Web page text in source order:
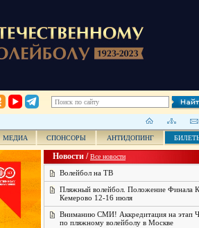
МЕДИА СПОНСОРЫ АНТИДОПИНГ
Новости /Все новости
Волейбол на ТВ
Пляжный волейбол. Положение Финала
Кемерово 12-16 июля
Вниманию СМИ! Аккредитация на этап
по пляжному волейболу в Москве